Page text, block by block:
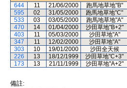
644
11 21/06/2000 跑馬地草地"B"
595
02 31/05/2000 跑馬地草地"C"
533
03 03/05/2000 跑馬地草地"A"
470
14 01/04/2000 沙田草地"B+2"
403
11 05/03/2000 沙田草地"A"
347
11 12/02/2000 沙田草地"A"
303
10 19/01/2000 沙田全天候
226
13 18/12/1999 沙田草地"C+3"
173
13 21/11/1999 沙田草地"A+2"
備註: